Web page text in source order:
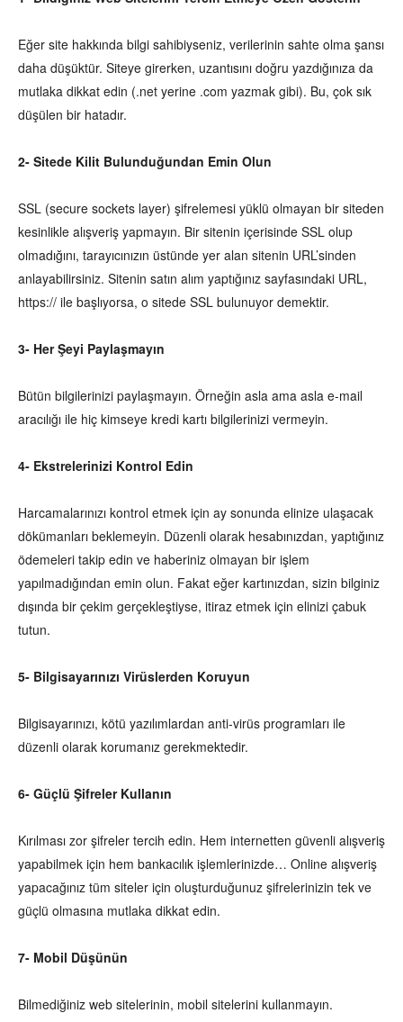
Eğer site hakkında bilgi sahibiyseniz, verilerinin sahte olma şansı
daha düşüktür. Siteye girerken, uzantısını doğru yazdığınıza da
mutlaka dikkat edin (.net yerine .com yazmak gibi). Bu, çok sık
düşülen bir hatadır.
2- Sitede Kilit Bulunduğundan Emin Olun
SSL (secure sockets layer) şifrelemesi yüklü olmayan bir siteden
kesinlikle alışveriş yapmayın. Bir sitenin içerisinde SSL olup
olmadığını, tarayıcınızın üstünde yer alan sitenin URL’sinden
anlayabilirsiniz. Sitenin satın alım yaptığınız sayfasındaki URL,
https:// ile başlıyorsa, o sitede SSL bulunuyor demektir.
3- Her Şeyi Paylaşmayın
Bütün bilgilerinizi paylaşmayın. Örneğin asla ama asla e-mail
aracılığı ile hiç kimseye kredi kartı bilgilerinizi vermeyin.
4- Ekstrelerinizi Kontrol Edin
Harcamalarınızı kontrol etmek için ay sonunda elinize ulaşacak
dökümanları beklemeyin. Düzenli olarak hesabınızdan, yaptığınız
ödemeleri takip edin ve haberiniz olmayan bir işlem
yapılmadığından emin olun. Fakat eğer kartınızdan, sizin bilginiz
dışında bir çekim gerçekleştiyse, itiraz etmek için elinizi çabuk
tutun.
5- Bilgisayarınızı Virüslerden Koruyun
Bilgisayarınızı, kötü yazılımlardan anti-virüs programları ile
düzenli olarak korumanız gerekmektedir.
6- Güçlü Şifreler Kullanın
Kırılması zor şifreler tercih edin. Hem internetten güvenli alışveriş
yapabilmek için hem bankacılık işlemlerinizde… Online alışveriş
yapacağınız tüm siteler için oluşturduğunuz şifrelerinizin tek ve
güçlü olmasına mutlaka dikkat edin.
7- Mobil Düşünün
Bilmediğiniz web sitelerinin, mobil sitelerini kullanmayın.